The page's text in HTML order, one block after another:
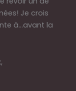
Je crois
à…avant la